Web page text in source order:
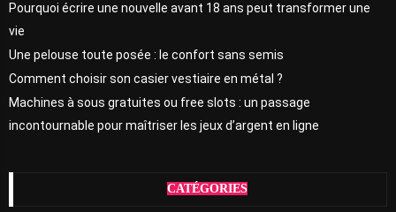
Pourquoi écrire une nouvelle avant 18 ans peut transformer une
vie
Une pelouse toute posée : le confort sans semis
Comment choisir son casier vestiaire en métal ?
Machines à sous gratuites ou free slots : un passage
incontournable pour maîtriser les jeux d’argent en ligne
CATÉGORIES